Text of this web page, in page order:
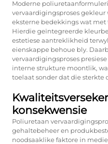
Moderne
vervaardigingsproses gekleur
eksterne bedekkings wat met
Hierdie geïntegreerde
estetiese aantreklikheid
eienskappe behoue bly.
vervaardigingsproses
interne strukture moontlik,
toelaat sonder dat die sterkte
konsekwensie
Poliuretaan
gehaltebeheer en
noodsaaklike faktore in